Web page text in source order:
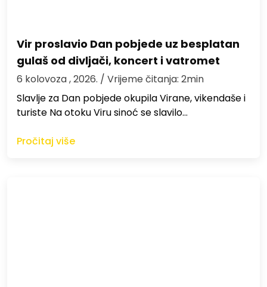
Vir proslavio Dan pobjede uz besplatan
gulaš od divljači, koncert i vatromet
6 kolovoza , 2026. / Vrijeme čitanja: 2min
Slavlje za Dan pobjede okupila Virane, vikendaše i
turiste Na otoku Viru sinoć se slavilo…
Pročitaj više